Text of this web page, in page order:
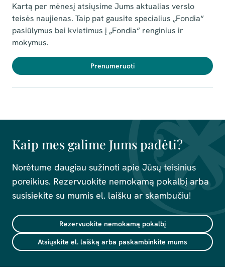
Kartą per mėnesį atsiųsime Jums aktualias verslo
teisės naujienas. Taip pat gausite specialius „Fondia“
pasiūlymus bei kvietimus į „Fondia“ renginius ir
mokymus.
Prenumeruoti
Kaip mes galime Jums padėti?
Norėtume daugiau sužinoti apie Jūsų teisinius
poreikius. Rezervuokite nemokamą pokalbį arba
susisiekite su mumis el. laišku ar skambučiu!
Rezervuokite nemokamą pokalbį
Atsiųskite el. laišką arba paskambinkite mums